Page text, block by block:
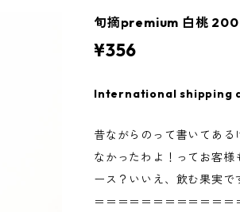
旬摘premium 白桃
¥356
International shipping
昔ながらのって書いてあ
なかったわよ！ってお客
ース？いいえ、飲む果実で
＝＝＝＝＝＝＝＝＝＝＝＝